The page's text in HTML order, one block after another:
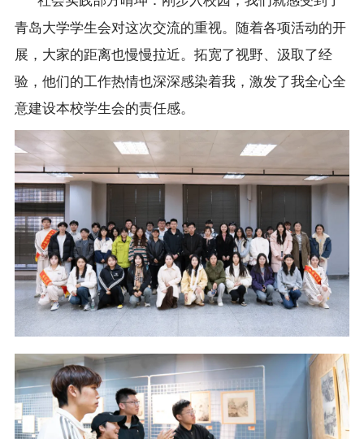
青岛大学学生会对这次交流的重视。随着各项活动的开
展，大家的距离也慢慢拉近。拓宽了视野、汲取了经
验，他们的工作热情也深深感染着我，激发了我全心全
意建设本校学生会的责任感。